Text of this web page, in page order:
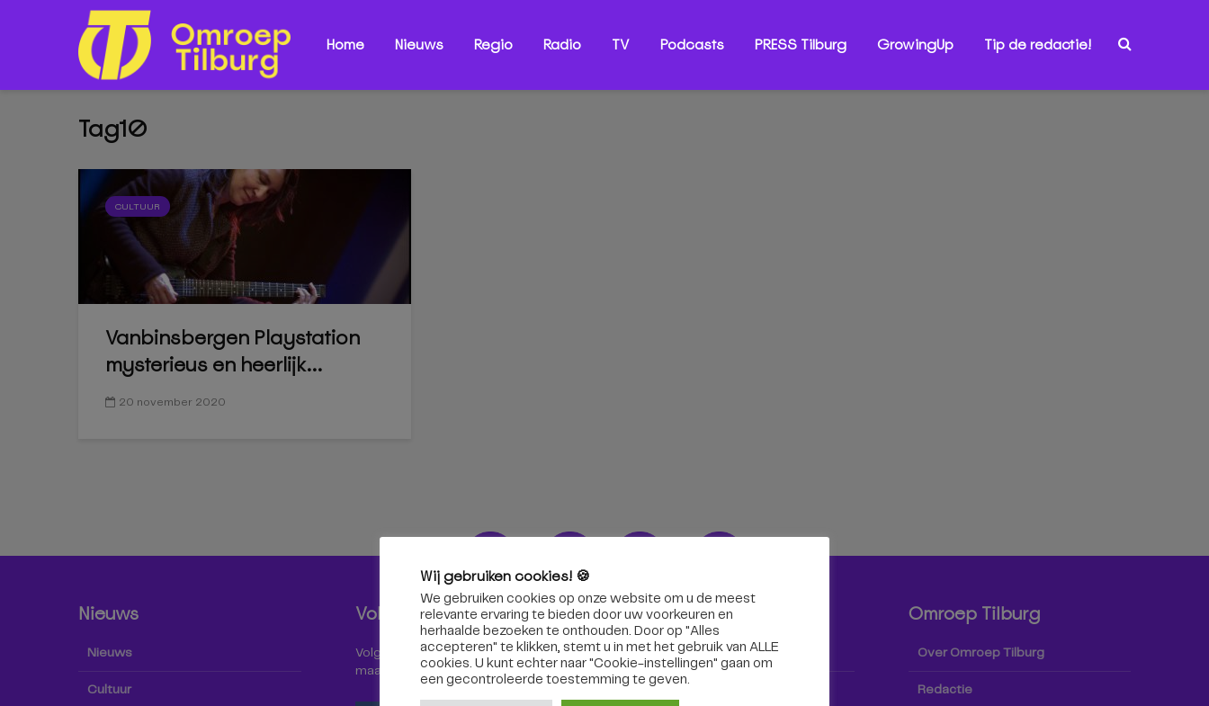
Home Nieuws Regio Radio TV Podcasts PRESS Tilburg GrowingUp Tip de redactie!
Tag10
CULTUUR
Vanbinsbergen Playstation
mysterieus en heerlijk...
20 november 2020
Nieuws
Nieuws
Cultuur
Volg ons!
Volg Omroep Tilburg niet alleen hier,
maar ook via social media!
Radio & TV
Kijk tv
Radio
Omroep Tilburg
Over Omroep Tilburg
Redactie
Wij gebruiken cookies! 🍪
We gebruiken cookies op onze website om u de meest
relevante ervaring te bieden door uw voorkeuren en
herhaalde bezoeken te onthouden. Door op "Alles
accepteren" te klikken, stemt u in met het gebruik van ALLE
cookies. U kunt echter naar "Cookie-instellingen" gaan om
een ​​gecontroleerde toestemming te geven.